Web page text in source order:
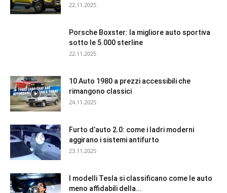
22.11.2025
Porsche Boxster: la migliore auto sportiva
sotto le 5.000 sterline
22.11.2025
10 Auto 1980 a prezzi accessibili che
rimangono classici
24.11.2025
Furto d’auto 2.0: come i ladri moderni
aggirano i sistemi antifurto
23.11.2025
I modelli Tesla si classificano come le auto
meno affidabili della...